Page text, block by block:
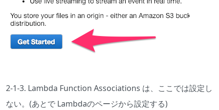
2-1-3. Lambda Function Associations は、ここでは設定し
ない。(あとで Lambdaのページから設定する)